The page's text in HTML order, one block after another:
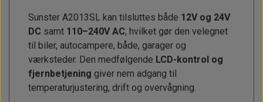
Sunster A2013SL kan tilsluttes både 12V og 24V
DC samt 110–240V AC, hvilket gør den velegnet
til biler, autocampere, både, garager og
værksteder. Den medfølgende LCD-kontrol og
fjernbetjening giver nem adgang til
temperaturjustering, drift og overvågning.